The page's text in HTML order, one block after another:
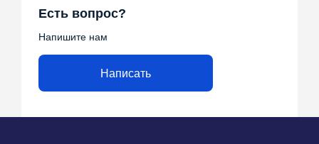
Есть вопрос?
Напишите нам
Написать